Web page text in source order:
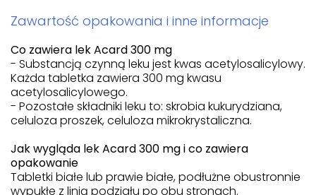
Zawartość opakowania i inne informacje
Co zawiera lek Acard 300 mg
- Substancją czynną leku jest kwas acetylosalicylowy.
Każda tabletka zawiera 300 mg kwasu
acetylosalicylowego.
- Pozostałe składniki leku to: skrobia kukurydziana,
celuloza proszek, celuloza mikrokrystaliczna.
Jak wygląda lek Acard 300 mg i co zawiera
opakowanie
Tabletki białe lub prawie białe, podłużne obustronnie
wypukłe z linią podziału po obu stronach.